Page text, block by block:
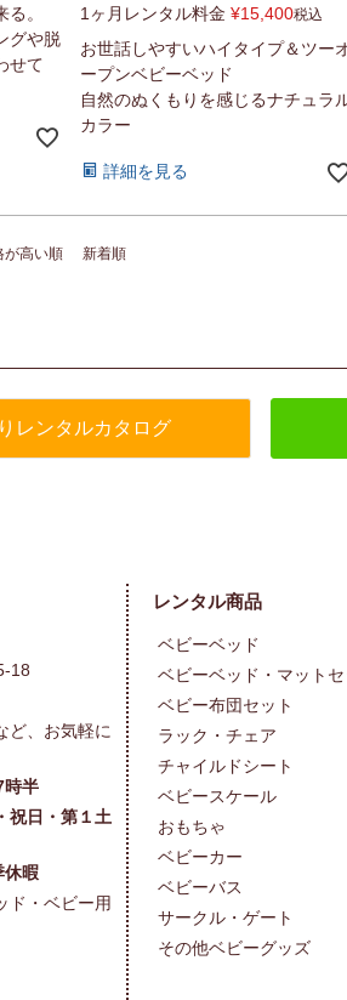
。
グや脱
せて
1ヶ月レンタル料金 ¥15,400税込
お世話しやすいハイタイプ＆ツー
ープンベビーベッド
自然のぬくもりを感じるナチュラ
カラー
詳細を見る
が高い順 新着順
レンタルカタログ
18
ど、お気軽に
時半
祝日・第１土
休暇
ド・ベビー用
レンタル商品
ベビーベッド
ベビーベッド・マットセ
ベビー布団セット
ラック・チェア
チャイルドシート
ベビースケール
おもちゃ
ベビーカー
ベビーバス
サークル・ゲート
その他ベビーグッズ